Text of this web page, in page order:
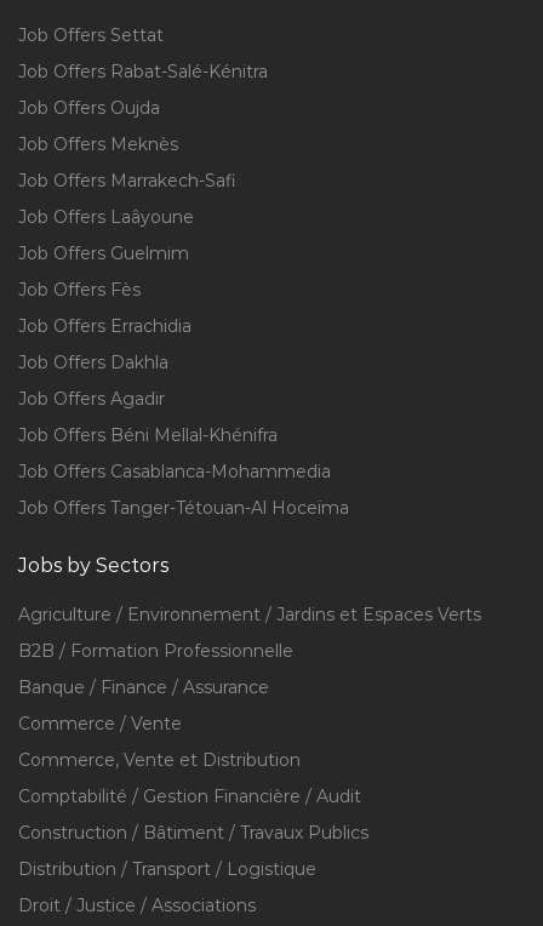
Job Offers Settat
Job Offers Rabat-Salé-Kénitra
Job Offers Oujda
Job Offers Meknès
Job Offers Marrakech-Safi
Job Offers Laâyoune
Job Offers Guelmim
Job Offers Fès
Job Offers Errachidia
Job Offers Dakhla
Job Offers Agadir
Job Offers Béni Mellal-Khénifra
Job Offers Casablanca-Mohammedia
Job Offers Tanger-Tétouan-Al Hoceïma
Jobs by Sectors
Agriculture / Environnement / Jardins et Espaces Verts
B2B / Formation Professionnelle
Banque / Finance / Assurance
Commerce / Vente
Commerce, Vente et Distribution
Comptabilité / Gestion Financière / Audit
Construction / Bâtiment / Travaux Publics
Distribution / Transport / Logistique
Droit / Justice / Associations